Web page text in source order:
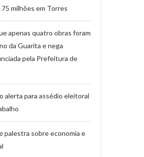
milhões em Torres
apenas quatro obras foram
da Guarita e nega
pela Prefeitura de
alerta para assédio eleitoral
palestra sobre economia e